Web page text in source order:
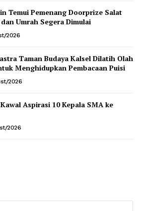
Temui Pemenang Doorprize Salat
Umrah Segera Dimulai
2026
Taman Budaya Kalsel Dilatih Olah
Menghidupkan Pembacaan Puisi
2026
Aspirasi 10 Kepala SMA ke
2026